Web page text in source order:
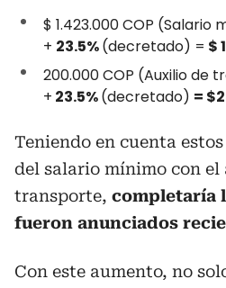
$ 1.423.000 COP (Salario
+ 23.5%(decretado) = $
200.000 COP (Auxilio de
+ 23.5%(decretado) =
Teniendo en cuenta
del salario mínimo con el
transporte, completaría
fueron anunciados
Con este aumento, no